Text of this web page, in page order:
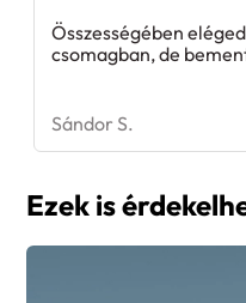
Összességében
csomagban, de
Sándor S.
Ezek is